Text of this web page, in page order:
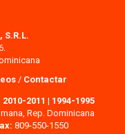
S.R.L.
/ Contactar
2010-2011 | 1994-1995
Rep. Dominicana
809-550-1550